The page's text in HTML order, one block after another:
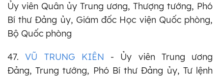
Ủy viên Quân ủy Trung ương, Thượng tướng, Phó
Bí thư Đảng ủy, Giám đốc Học viện Quốc phòng,
Bộ Quốc phòng
47.VŨ TRUNG KIÊN - Ủy viên Trung ương
Đảng,Trung tướng, Phó Bí thư Đảng ủy, Tư lệnh